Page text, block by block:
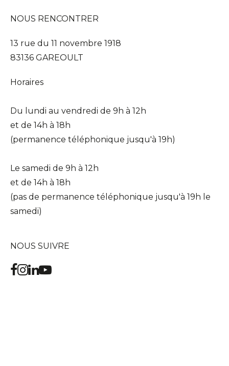
NOUS RENCONTRER
13 rue du 11 novembre 1918
83136 GAREOULT
Horaires
Du lundi au vendredi de 9h à 12h
et de 14h à 18h
(permanence téléphonique jusqu'à 19h)
Le samedi de 9h à 12h
et de 14h à 18h
(pas de permanence téléphonique jusqu'à 19h le
samedi)
NOUS SUIVRE